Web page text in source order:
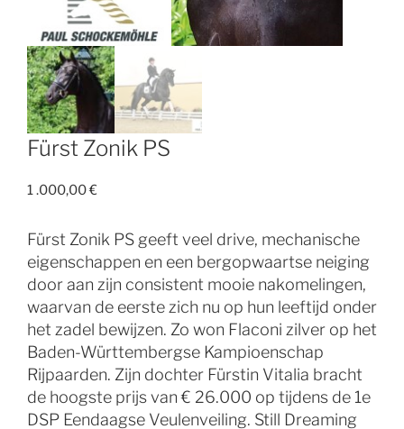
Fürst Zonik PS
1 .000,00€
Fürst Zonik PS geeft veel drive, mechanische
eigenschappen en een bergopwaartse neiging
door aan zijn consistent mooie nakomelingen,
waarvan de eerste zich nu op hun leeftijd onder
het zadel bewijzen. Zo won Flaconi zilver op het
Baden-Württembergse Kampioenschap
Rijpaarden. Zijn dochter Fürstin Vitalia bracht
de hoogste prijs van € 26.000 op tijdens de 1e
DSP Eendaagse Veulenveiling. Still Dreaming